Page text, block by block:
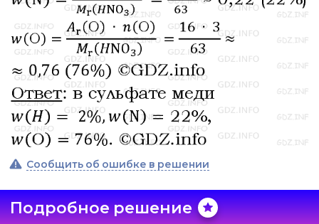
Сообщить об ошибке в решении
Подробное решение